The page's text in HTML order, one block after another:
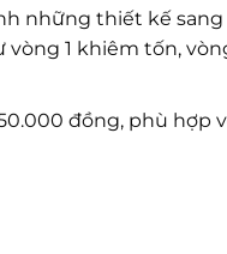
những thiết kế
1 khiêm tốn,
đồng, phù hợp